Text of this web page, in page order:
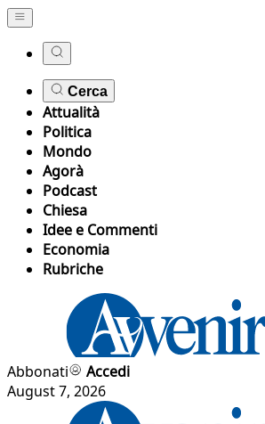
Cerca
Attualità
Politica
Mondo
Agorà
Podcast
Chiesa
Idee e Commenti
Economia
Rubriche
Abbonati
Accedi
August 7, 2026